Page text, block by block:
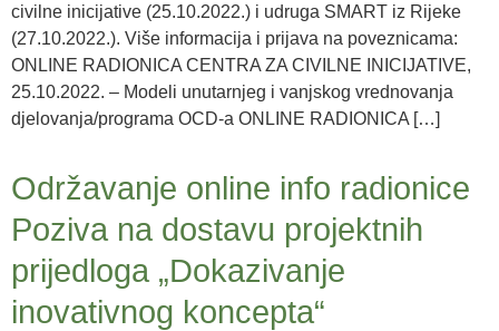
civilne inicijative (25.10.2022.) i udruga SMART iz Rijeke
(27.10.2022.). Više informacija i prijava na poveznicama:
ONLINE RADIONICA CENTRA ZA CIVILNE INICIJATIVE,
25.10.2022. – Modeli unutarnjeg i vanjskog vrednovanja
djelovanja/programa OCD-a ONLINE RADIONICA […]
Održavanje online info radionice
Poziva na dostavu projektnih
prijedloga „Dokazivanje
inovativnog koncepta“